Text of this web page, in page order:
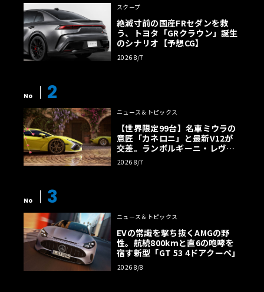
スクープ
絶滅寸前の国産FRセダンを救
う、トヨタ「GRクラウン」誕生
のシナリオ【予想CG】
2026 8/7
No 2
ニュース＆トピックス
【世界限定99台】名車ミウラの
意匠「カネロニ」と最新V12が
交差。ランボルギーニ・レヴエ
ルトに60周年記念車が登場
2026 8/7
No 3
ニュース＆トピックス
EVの常識を撃ち抜くAMGの野
性。航続800kmと直6の咆哮を
宿す新型「GT 53 4ドアクーペ」
2026 8/8